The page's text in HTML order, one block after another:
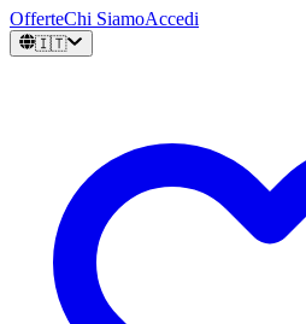
OfferteChi SiamoAccedi
🇮🇹